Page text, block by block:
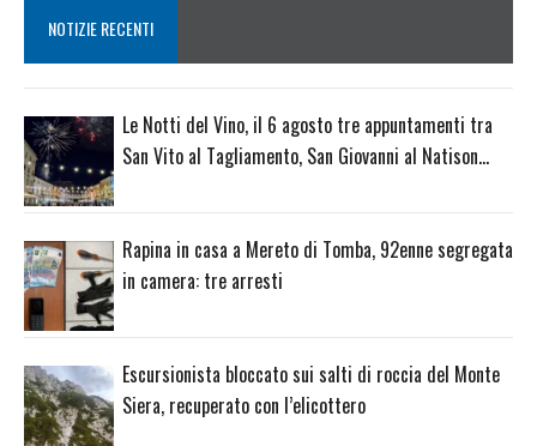
NOTIZIE RECENTI
Le Notti del Vino, il 6 agosto tre appuntamenti tra
San Vito al Tagliamento, San Giovanni al Natison…
Rapina in casa a Mereto di Tomba, 92enne segregata
in camera: tre arresti
Escursionista bloccato sui salti di roccia del Monte
Siera, recuperato con l’elicottero